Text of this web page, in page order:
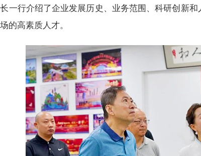
一行介绍了企业发展历史、业务范围、科研创新
的高素质人才。